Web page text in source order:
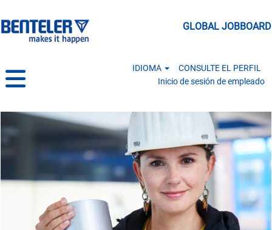
GLOBAL JOBBOARD
IDIOMA
CONSULTE EL PERFIL
Inicio de sesión de empleado